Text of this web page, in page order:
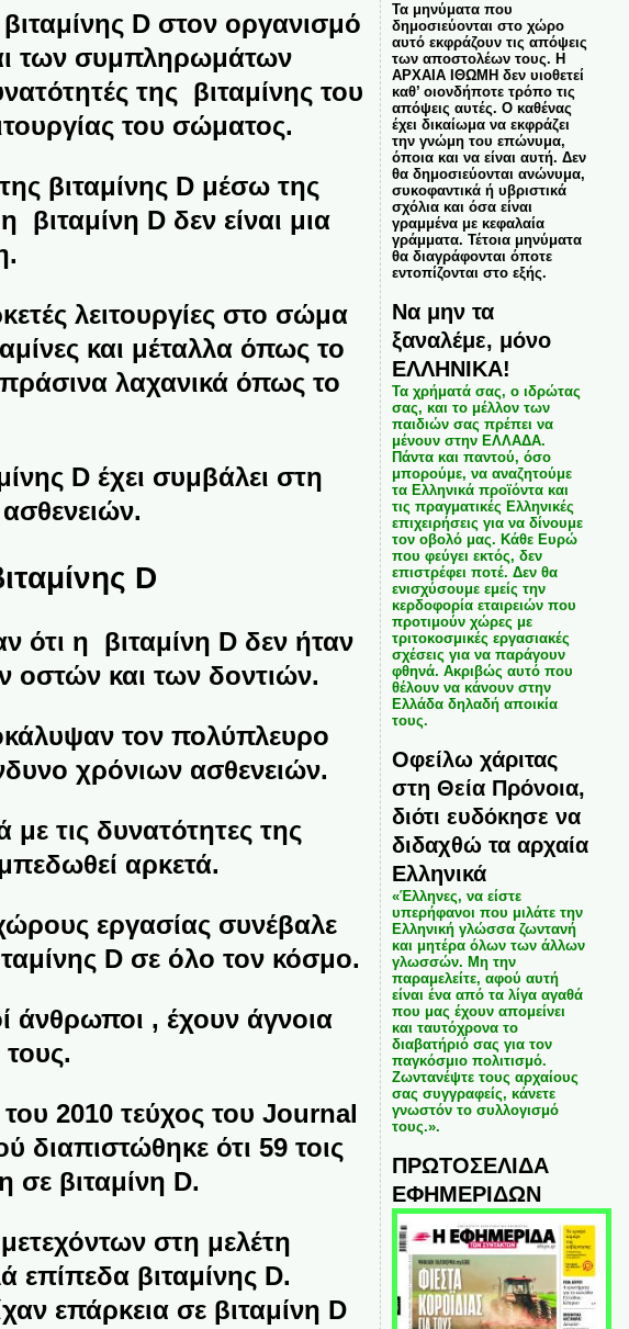
D στον οργανισμό
των συμπληρωμάτων
της βιταμίνης του
του σώματος.
βιταμίνης D μέσω της
βιταμίνη D δεν είναι μια
λειτουργίες στο σώμα
και μέταλλα όπως το
λαχανικά όπως το
D έχει συμβάλει στη
D
ότι η βιταμίνη D δεν ήταν
οστών και των δοντιών.
τον πολύπλευρο
χρόνιων ασθενειών.
τις δυνατότητες της
αρκετά.
εργασίας συνέβαλε
D σε όλο τον κόσμο.
άνθρωποι , έχουν άγνοια
2010 τεύχος του Journal
διαπιστώθηκε ότι 59 τοις
σε βιταμίνη D.
στη μελέτη
επίπεδα βιταμίνης D.
επάρκεια σε βιταμίνη D
Τα μηνύματα που
δημοσιεύονται στο χώρο
αυτό εκφράζουν τις απόψεις
των αποστολέων τους. Η
ΑΡΧΑΙΑ ΙΘΩΜΗ δεν υιοθετεί
καθ’ οιονδήποτε τρόπο τις
απόψεις αυτές. Ο καθένας
έχει δικαίωμα να εκφράζει
την γνώμη του επώνυμα,
όποια και να είναι αυτή. Δεν
θα δημοσιεύονται ανώνυμα,
συκοφαντικά ή υβριστικά
σχόλια και όσα είναι
γραμμένα με κεφαλαία
γράμματα. Τέτοια μηνύματα
θα διαγράφονται όποτε
εντοπίζονται στο εξής.
Να μην τα
ξαναλέμε, μόνο
ΕΛΛΗΝΙΚΑ!
Τα χρήματά σας, ο ιδρώτας
σας, και το μέλλον των
παιδιών σας πρέπει να
μένουν στην ΕΛΛΑΔΑ.
Πάντα και παντού, όσο
μπορούμε, να αναζητούμε
τα Ελληνικά προϊόντα και
τις πραγματικές Ελληνικές
επιχειρήσεις για να δίνουμε
τον οβολό μας. Κάθε Ευρώ
που φεύγει εκτός, δεν
επιστρέφει ποτέ. Δεν θα
ενισχύσουμε εμείς την
κερδοφορία εταιρειών που
προτιμούν χώρες με
τριτοκοσμικές εργασιακές
σχέσεις για να παράγουν
φθηνά. Ακριβώς αυτό που
θέλουν να κάνουν στην
Ελλάδα δηλαδή αποικία
τους.
Οφείλω χάριτας
στη Θεία Πρόνοια,
διότι ευδόκησε να
διδαχθώ τα αρχαία
Ελληνικά
«Έλληνες, να είστε
υπερήφανοι που μιλάτε την
Ελληνική γλώσσα ζωντανή
και μητέρα όλων των άλλων
γλωσσών. Μη την
παραμελείτε, αφού αυτή
είναι ένα από τα λίγα αγαθά
που μας έχουν απομείνει
και ταυτόχρονα το
διαβατήριό σας για τον
παγκόσμιο πολιτισμό.
Ζωντανέψτε τους αρχαίους
σας συγγραφείς, κάνετε
γνωστόν το συλλογισμό
τους.».
ΠΡΩΤΟΣΕΛΙΔΑ
ΕΦΗΜΕΡΙΔΩΝ